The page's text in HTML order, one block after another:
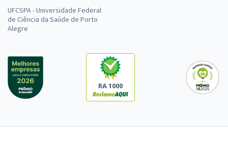
UFCSPA - Universidade Federal
de Ciência da Saúde de Porto
Alegre
RA 1000